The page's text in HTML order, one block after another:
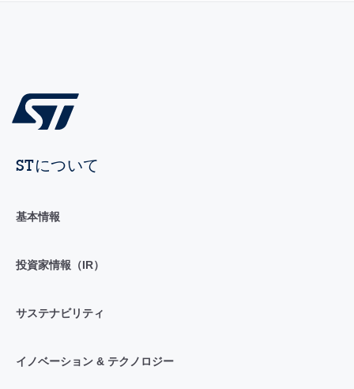
STについて
基本情報
投資家情報（IR）
サステナビリティ
イノベーション & テクノロジー